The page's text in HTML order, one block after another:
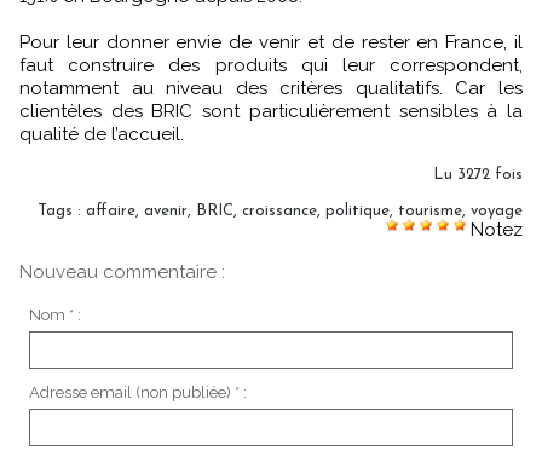
Pour leur donner envie de venir et de rester en France, il
faut construire des produits qui leur correspondent,
notamment au niveau des critères qualitatifs. Car les
clientèles des BRIC sont particulièrement sensibles à la
qualité de l’accueil.
Lu 3272 fois
Tags : affaire, avenir, BRIC, croissance, politique, tourisme, voyage
Notez
Nouveau commentaire :
Nom * :
Adresse email (non publiée) * :